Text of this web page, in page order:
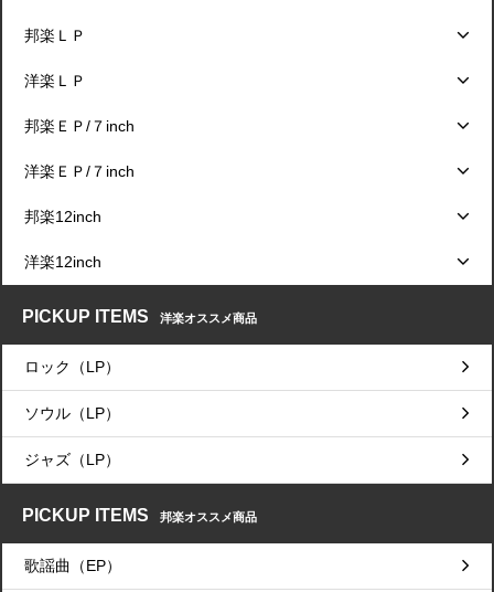
邦楽ＬＰ
洋楽ＬＰ
邦楽ＥＰ/７inch
洋楽ＥＰ/７inch
邦楽12inch
洋楽12inch
PICKUP ITEMS 洋楽オススメ商品
ロック（LP）
ソウル（LP）
ジャズ（LP）
PICKUP ITEMS 邦楽オススメ商品
歌謡曲（EP）